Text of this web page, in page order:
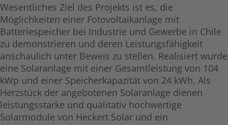
Wesentliches Ziel des Projekts ist es, die
Möglichkeiten einer Fotovoltaikanlage mit
Batteriespeicher bei Industrie und Gewerbe in Chile
zu demonstrieren und deren Leistungsfähigkeit
anschaulich unter Beweis zu stellen. Realisiert wurde
eine Solaranlage mit einer Gesamtleistung von 104
kWp und einer Speicherkapazität von 24 kWh. Als
Herzstück der angebotenen Solaranlage dienen
leistungsstarke und qualitativ hochwertige
Solarmodule von Heckert Solar und ein